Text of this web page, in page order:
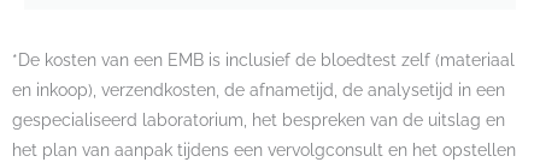
*De kosten van een EMB is inclusief de bloedtest zelf (materiaal
en inkoop), verzendkosten, de afnametijd, de analysetijd in een
gespecialiseerd laboratorium, het bespreken van de uitslag en
het plan van aanpak tijdens een vervolgconsult en het opstellen